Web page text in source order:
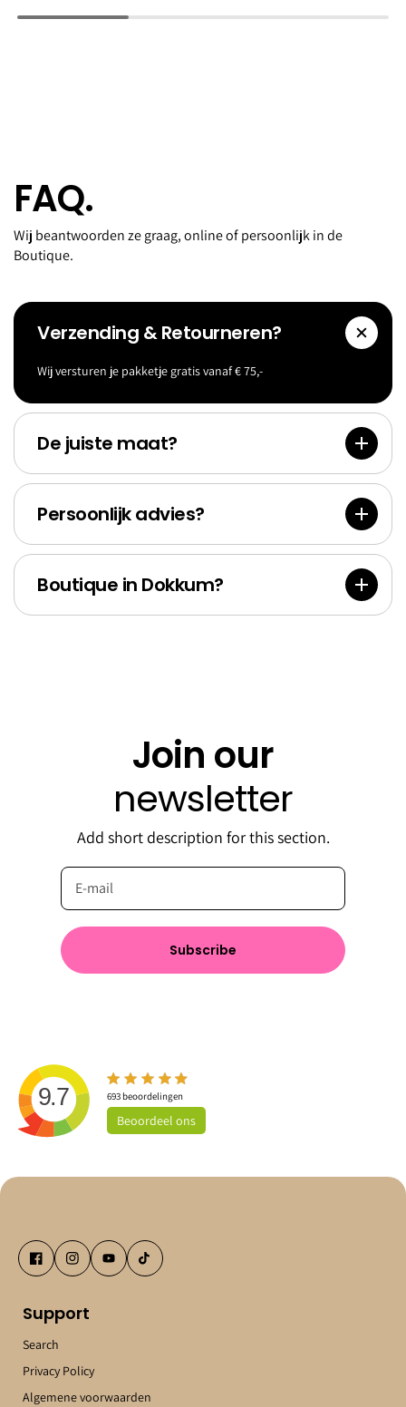
Accessoi
res
FAQ.
Wij beantwoorden ze graag, online of persoonlijk in de
Boutique.
Verzending & Retourneren?
Wij versturen je pakketje gratis vanaf € 75,-
De juiste maat?
Persoonlijk advies?
Boutique in Dokkum?
Join our
newsletter
Add short description for this section.
Subscribe
9.7 693beoordelingen
Beoordeel ons
Support
Search
Privacy Policy
Algemene voorwaarden